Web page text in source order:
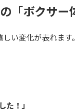
「ボクサー
い変化が表れま
た！」